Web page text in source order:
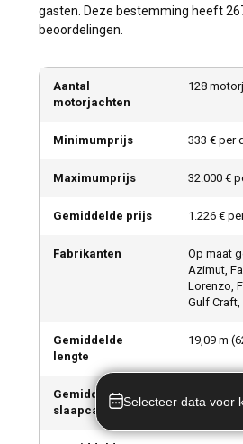
gasten. Deze bestemming heeft
beoordelingen.
Aantal
motorjachten
128
Minimumprijs 333 € per
Maximumprijs 32.000 €
Gemiddelde prijs 1.226 €
Fabrikanten
Op maat
Azimut,
Lorenzo,
Gulf Craft,
Gemiddelde
lengte
19,09 m (
Gemiddelde
slaapcapaciteit
Selecteer data voor